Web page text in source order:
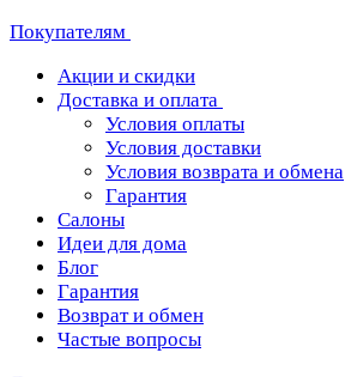
Покупателям
Акции и скидки
Доставка и оплата
Условия оплаты
Условия доставки
Условия возврата и обмена
Гарантия
Салоны
Идеи для дома
Блог
Гарантия
Возврат и обмен
Частые вопросы